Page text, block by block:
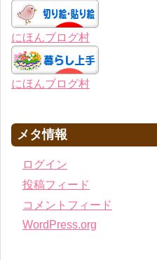
にほんブログ村
にほんブログ村
メタ情報
ログイン
投稿フィード
コメントフィード
WordPress.org